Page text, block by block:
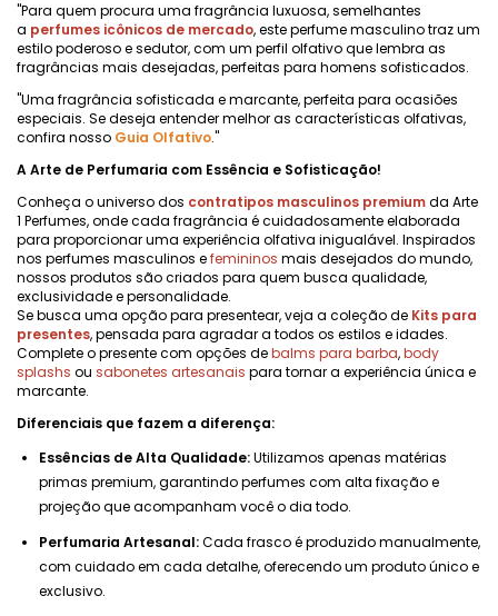
"Para quem procura uma fragrância luxuosa, semelhantes
a perfumes icônicos de mercado, este perfume masculino traz um
estilo poderoso e sedutor, com um perfil olfativo que lembra as
fragrâncias mais desejadas, perfeitas para homens sofisticados.
"Uma fragrância sofisticada e marcante, perfeita para ocasiões
especiais. Se deseja entender melhor as características olfativas,
confira nosso Guia Olfativo."
A Arte de Perfumaria com Essência e Sofisticação!
Conheça o universo dos contratipos masculinos premiumda Arte
1 Perfumes, onde cada fragrância é cuidadosamente elaborada
para proporcionar uma experiência olfativa inigualável. Inspirados
nos perfumes masculinos efemininos mais desejados do mundo,
nossos produtos são criados para quem busca qualidade,
exclusividade e personalidade.
Se busca uma opção para presentear, veja a coleção de Kits para
presentes, pensada para agradar a todos os estilos e idades.
Complete o presente com opções debalms para barba,body
splashs ou sabonetes artesanais para tornar a experiência única e
marcante.
Diferenciais que fazem a diferença:
Essências de Alta Qualidade:Utilizamos apenas matérias
primas premium, garantindo perfumes com alta fixação e
projeção que acompanham você o dia todo.
Perfumaria Artesanal:Cada frasco é produzido manualmente,
com cuidado em cada detalhe, oferecendo um produto único e
exclusivo.